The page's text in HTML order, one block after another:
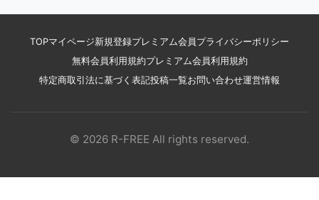
TOPマイページ新規登録プレミアム会員 プライバシーポリシー
無料会員利用規約プレミアム会員利用規約
特定商取引法に基づく表記投稿一覧お問い合わせ運営情報
© 2026 R-FREE All rights reserved.